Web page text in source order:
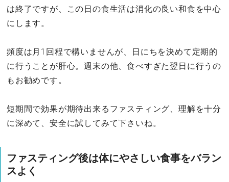
は終了ですが、この日の食生活は消化の良い和食を中心
にします。
頻度は月1回程で構いませんが、日にちを決めて定期的
に行うことが肝心。週末の他、食べすぎた翌日に行うの
もお勧めです。
短期間で効果が期待出来るファスティング、理解を十分
に深めて、安全に試してみて下さいね。
ファスティング後は体にやさしい食事をバラン
スよく